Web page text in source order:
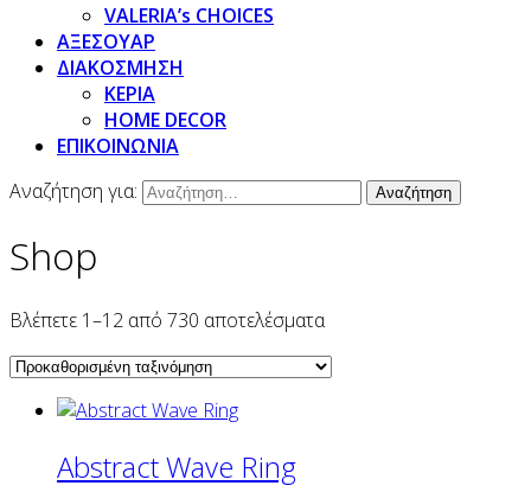
VALERIA’s CHOICES
ΑΞΕΣΟΥΑΡ
ΔΙΑΚΟΣΜΗΣΗ
ΚΕΡΙΑ
HOME DECOR
ΕΠΙΚΟΙΝΩΝΙΑ
Αναζήτηση για:
Shop
Βλέπετε 1–12 από 730 αποτελέσματα
Abstract Wave Ring